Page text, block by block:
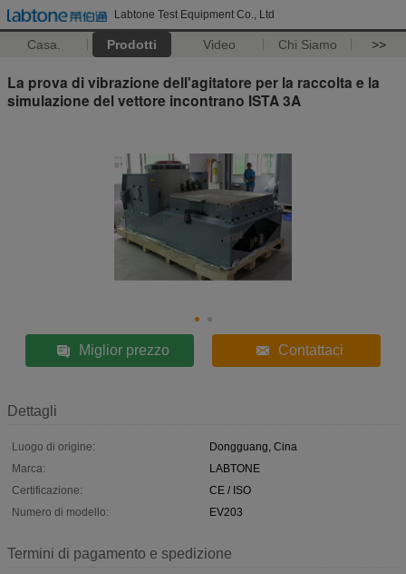
Labtone Test Equipment Co., Ltd
Casa. Prodotti Video Chi Siamo >>
La prova di vibrazione dell'agitatore per la raccolta e la
simulazione del vettore incontrano ISTA 3A
Miglior prezzo Contattaci
Dettagli
Luogo di origine:
Dongguang, Cina
Marca:
LABTONE
Certificazione:
CE / ISO
Numero di modello:
EV203
Termini di pagamento e spedizione